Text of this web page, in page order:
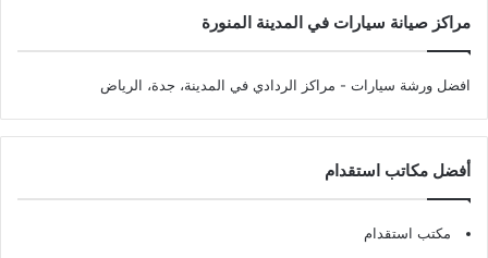
مراكز صيانة سيارات في المدينة المنورة
افضل ورشة سيارات - مراكز الردادي في المدينة، جدة، الرياض
أفضل مكاتب استقدام
مكتب استقدام